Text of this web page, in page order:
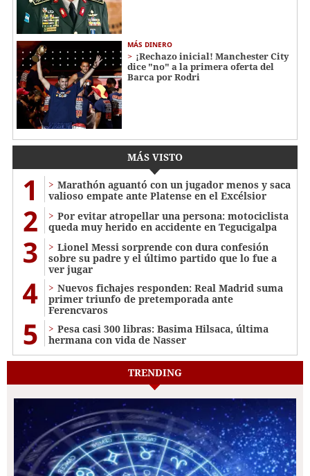
MÁS DINERO
¡Rechazo inicial! Manchester City
dice "no" a la primera oferta del
Barca por Rodri
MÁS VISTO
1
Marathón aguantó con un jugador menos y saca
valioso empate ante Platense en el Excélsior
2
Por evitar atropellar una persona: motociclista
queda muy herido en accidente en Tegucigalpa
3
Lionel Messi sorprende con dura confesión
sobre su padre y el último partido que lo fue a
ver jugar
4
Nuevos fichajes responden: Real Madrid suma
primer triunfo de pretemporada ante
Ferencvaros
5
Pesa casi 300 libras: Basima Hilsaca, última
hermana con vida de Nasser
TRENDING